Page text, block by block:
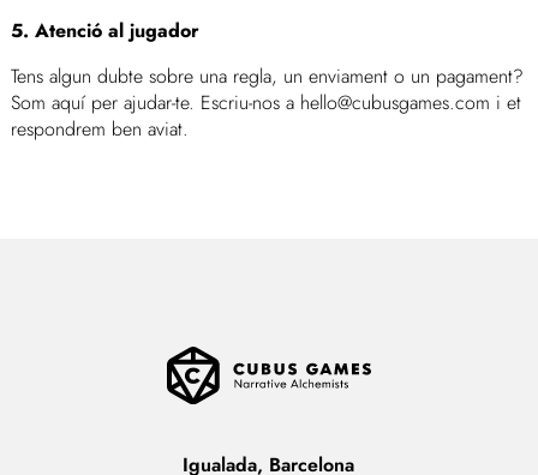
5. Atenció al jugador
Tens algun dubte sobre una regla, un enviament o un pagament?
Som aquí per ajudar-te. Escriu-nos a hello@cubusgames.com i et
respondrem ben aviat.
Igualada, Barcelona